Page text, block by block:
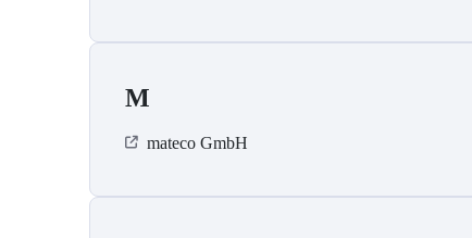
M
mateco GmbH